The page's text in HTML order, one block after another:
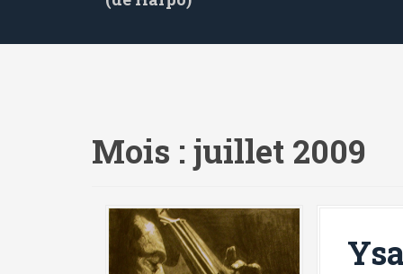
Mois : juillet 2009